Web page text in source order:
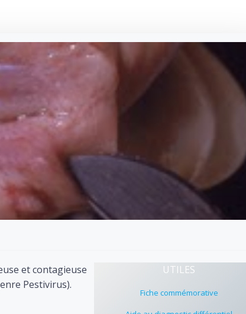
et contagieuse
Pestivirus).
UTILES
Fiche commémorative